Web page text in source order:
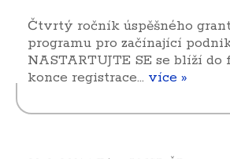
Čtvrtý ročník úspěšného
programu pro začínající
NASTARTUJTE SE se blíží do
konce registrace… více »